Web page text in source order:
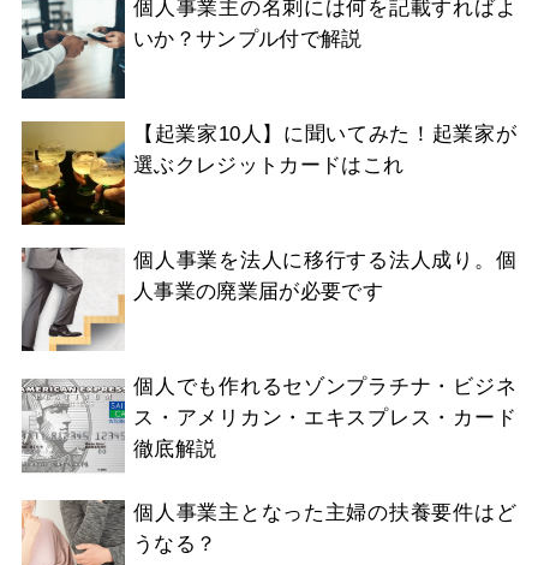
個人事業主の名刺には何を記載すればよ
いか？サンプル付で解説
【起業家10人】に聞いてみた！起業家が
選ぶクレジットカードはこれ
個人事業を法人に移行する法人成り。個
人事業の廃業届が必要です
個人でも作れるセゾンプラチナ・ビジネ
ス・アメリカン・エキスプレス・カード
徹底解説
個人事業主となった主婦の扶養要件はど
うなる？